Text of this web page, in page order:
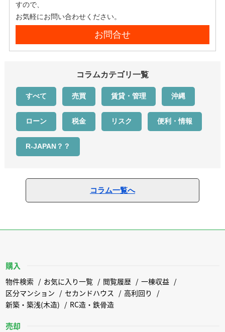
すので、
お気軽にお問い合わせください。
お問合せ
コラムカテゴリ一覧
すべて 売買 賃貸・管理 沖縄
ローン 税金 リスク 便利・情報
R-JAPAN？？
コラム一覧へ
購入
物件検索 お気に入り一覧 閲覧履歴
一棟収益
区分マンション
セカンドハウス
高利回り
新築・築浅(木造)
RC造・鉄骨造
売却